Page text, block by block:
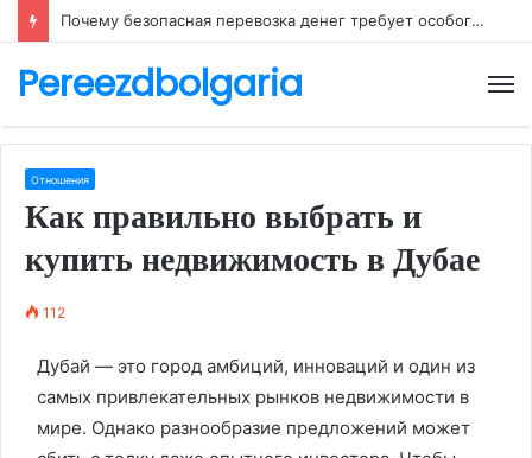
Почему безопасная перевозка денег требует особого внимания
Pereezdbolgaria
Отношения
Как правильно выбрать и
купить недвижимость в Дубае
112
Дубай — это город амбиций, инноваций и один из
самых привлекательных рынков недвижимости в
мире․ Однако разнообразие предложений может